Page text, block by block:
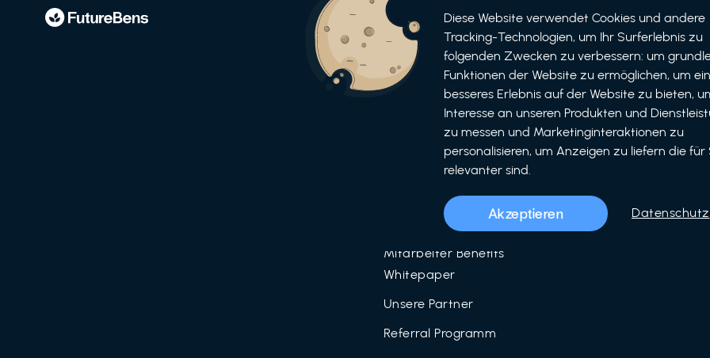
Informationen
Für Unternehmen
Für Partner
Unser Team
Mitarbeiter Benefits
Mitarbeiter Benefits
Whitepaper
Unsere Partner
Referral Programm
Bewerben
als Unternehmen
Diese Website verwendet Cookies und andere
Tracking-Technologien, um Ihr Surferlebnis zu
folgenden Zwecken zu verbessern: um
Funktionen der Website zu ermöglichen, um ein
besseres Erlebnis auf der Website zu bieten,
Interesse an unseren Produkten und
zu messen und Marketinginteraktionen zu
personalisieren, um Anzeigen zu liefern die für
relevanter sind.
Akzeptieren Datenschutz